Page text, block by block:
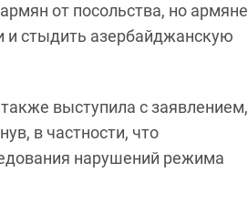
от посольства, но армяне
и стыдить азербайджанскую
выступила с заявлением,
в частности, что
нарушений режима